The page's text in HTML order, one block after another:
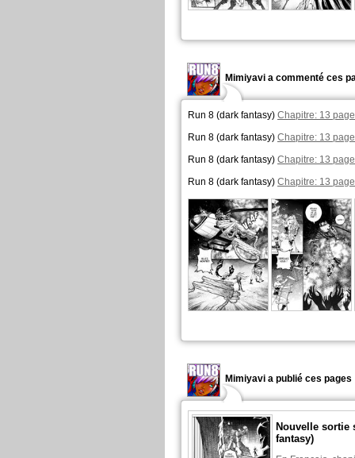
Mimiyavi a commenté ces
Run 8 (dark fantasy) Chapitre: 13
Run 8 (dark fantasy) Chapitre: 13
Run 8 (dark fantasy) Chapitre: 13
Run 8 (dark fantasy) Chapitre: 13
Mimiyavi a publié ces pages
Nouvelle sortie
fantasy)